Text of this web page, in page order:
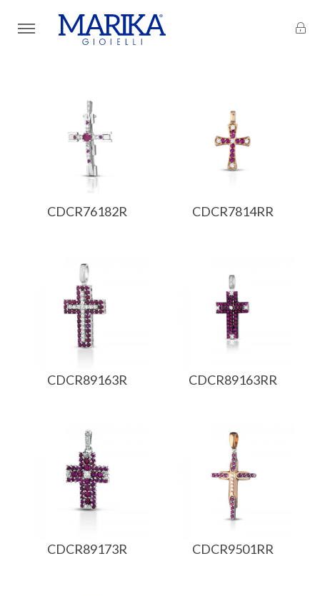
CDCR76182R CDCR7814RR
CDCR89163R CDCR89163RR
CDCR89173R CDCR9501RR